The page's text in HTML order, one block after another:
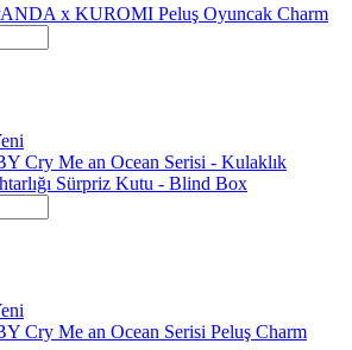
x KUROMI Peluş Oyuncak Charm
Cry Me an Ocean Serisi - Kulaklık
Sürpriz Kutu - Blind Box
Cry Me an Ocean Serisi Peluş Charm